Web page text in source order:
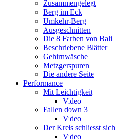
Zusammengelegt
Berg im Eck
Umkehr-Berg
Ausgeschnitten
Die 8 Farben von Bali
Beschriebene Blätter
Gehirnwäsche
Metzgerspuren
Die andere Seite
Performance
Mit Leichtigkeit
Video
Fallen down 3
Video
Der Kreis schliesst sich
Video